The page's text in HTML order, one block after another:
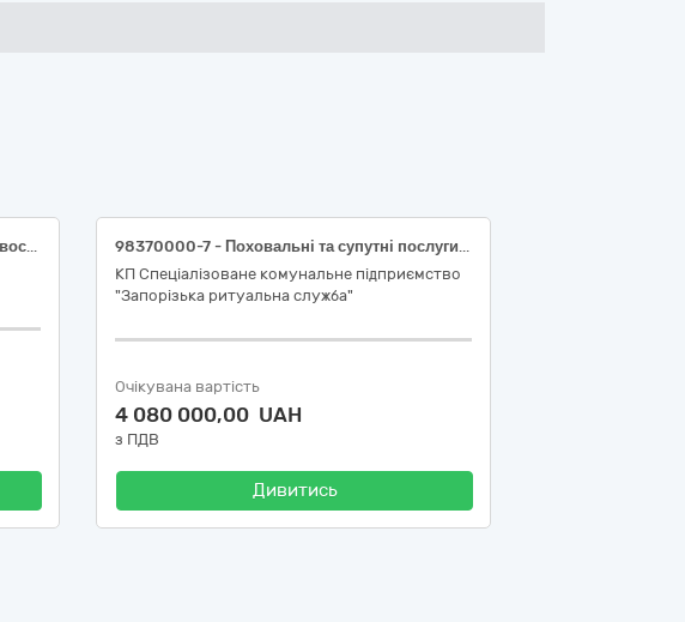
Послуги, пов’язані з похованням військовослужбовців, які загинули (померли) під час перебування на військовій службі, у зв’язку з військовою агресією російської федерації проти України
98370000-7 - Поховальні та супутні послуги (Поховальні послуги)
КП Спеціалізоване комунальне підприємство
"Запорізька ритуальна служба"
Очікувана вартість
4 080 000,00 UAH
з ПДВ
Дивитись